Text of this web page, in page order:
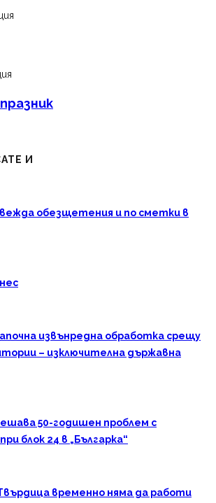
И
обезщетения и по сметки в
извънредна обработка срещу
– изключителна държавна
50-годишен проблем с
блок 24 в „Българка“
временно няма да работи